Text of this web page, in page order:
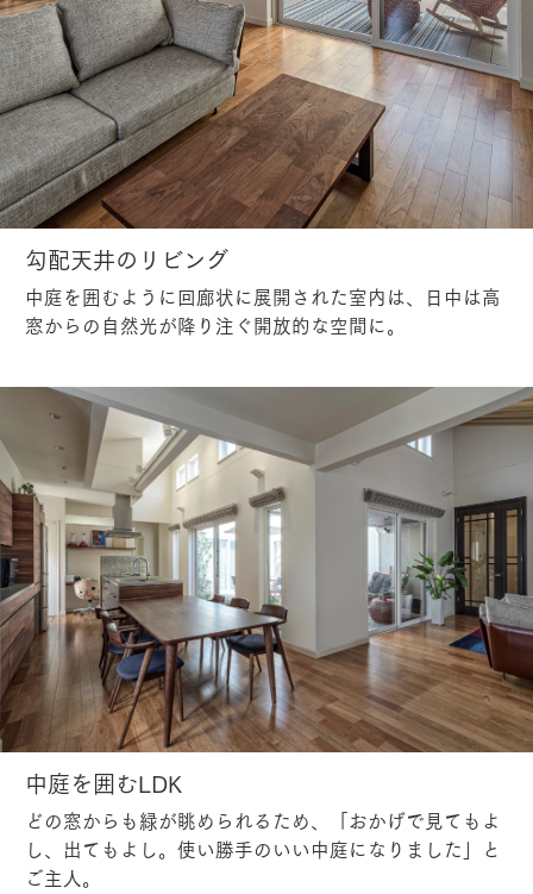
勾配天井のリビング
中庭を囲むように回廊状に展開された室内は、日中は高
窓からの自然光が降り注ぐ開放的な空間に。
中庭を囲むLDK
どの窓からも緑が眺められるため、「おかげで見てもよ
し、出てもよし。使い勝手のいい中庭になりました」と
ご主人。